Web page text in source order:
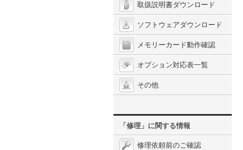
取扱説明書ダウンロード
ソフトウェアダウンロード
メモリーカード動作確認
オプション対応表一覧
その他
「修理」に関する情報
修理依頼前のご確認